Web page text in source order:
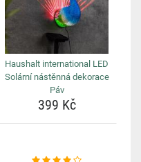
Haushalt international LED
Solární nástěnná dekorace
Páv
399 Kč